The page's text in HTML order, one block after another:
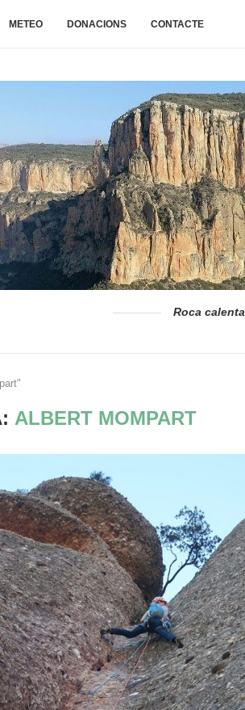
METEO DONACIONS CONTACTE
Roca calenta
ALBERT MOMPART